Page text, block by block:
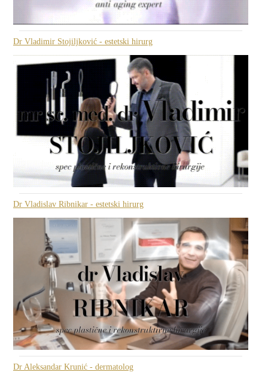
Dr Vladimir Stojiljković - estetski hirurg
Dr Vladislav Ribnikar - estetski hirurg
Dr Aleksandar Krunić - dermatolog